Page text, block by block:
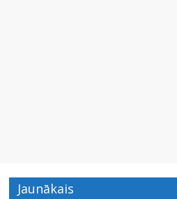
Jaunākais